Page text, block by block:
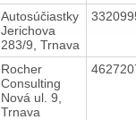
Autosúčiastky
Jerichova
283/9, Trnava
Rocher
Consulting
Nová ul. 9,
Trnava